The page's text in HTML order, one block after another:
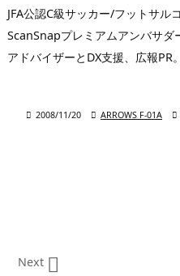
JFA公認C級サッカー/フットサル
ScanSnapプレミアムアンバサダ
アドバイザーとDX支援、広報PR
 2008/11/20  ARROWS F-01A 

Next